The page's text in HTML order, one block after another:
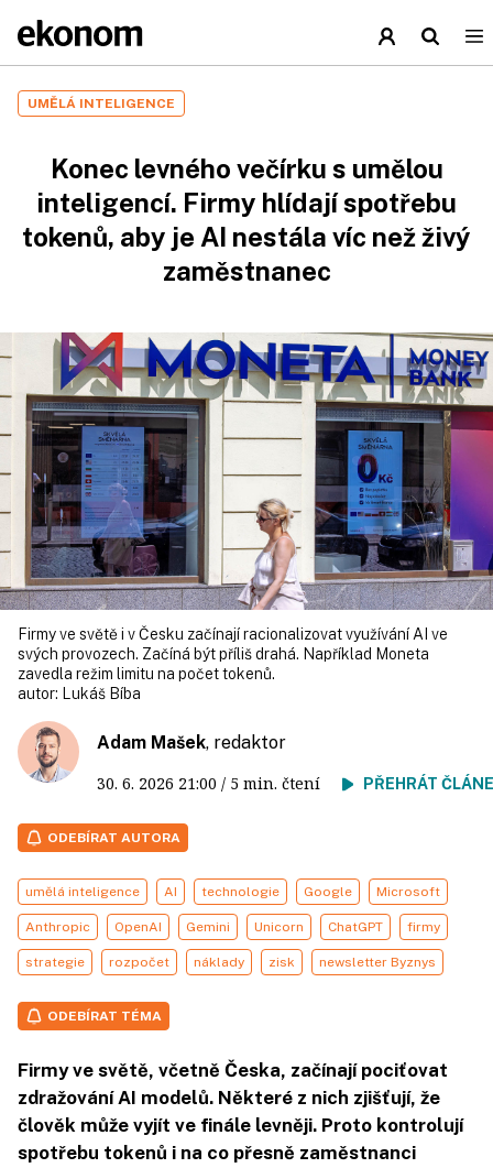
UMĚLÁ INTELIGENCE
Konec levného večírku s umělou
inteligencí. Firmy hlídají spotřebu
tokenů, aby je AI nestála víc než živý
zaměstnanec
Firmy ve světě i v Česku začínají racionalizovat využívání AI ve
svých provozech. Začíná být příliš drahá. Například Moneta
zavedla režim limitu na počet tokenů.
autor:
Lukáš Bíba
Adam Mašek, redaktor
30. 6. 2026 21:00 / 5 min. čtení PŘEHRÁT
ODEBÍRAT AUTORA
umělá inteligence AI technologie Google Microsoft
Anthropic OpenAI Gemini Unicorn ChatGPT firmy
strategie rozpočet náklady zisk newsletter Byznys
ODEBÍRAT TÉMA
Firmy ve světě, včetně Česka, začínají pociťovat
zdražování AI modelů. Některé z nich zjišťují, že
člověk může vyjít ve finále levněji. Proto kontrolují
spotřebu tokenů i na co přesně zaměstnanci